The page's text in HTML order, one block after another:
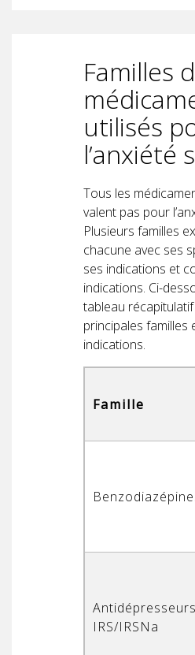
Familles
utilisés
l’anxiété
Tous les
valent pas pour
Plusieurs familles
chacune avec ses
ses indications et
indications. Ci-
tableau
principales familles
indications.
Famille
Antidépresseurs
IRS/IRSNa